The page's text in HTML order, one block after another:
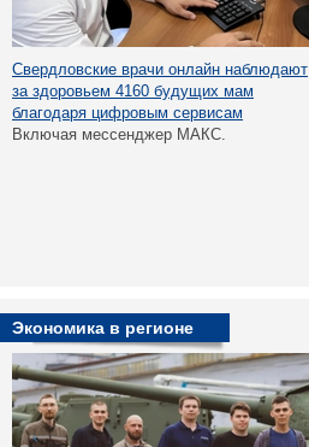
Свердловские врачи онлайн наблюдают
за здоровьем 4160 будущих мам
благодаря цифровым сервисам
Включая мессенджер МАКС.
Экономика в регионе